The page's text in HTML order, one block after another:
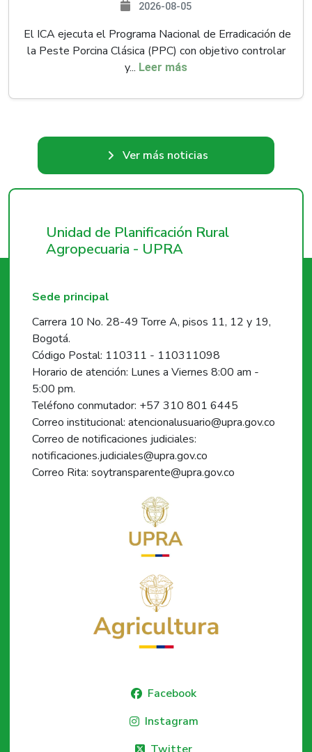
2026-08-05
El ICA ejecuta el Programa Nacional de Erradicación de
la Peste Porcina Clásica (PPC) con objetivo controlar
y... Leer más
Ver más noticias
Unidad de Planificación Rural
Agropecuaria - UPRA
Sede principal
Carrera 10 No. 28-49 Torre A, pisos 11, 12 y 19,
Bogotá.
Código Postal: 110311 - 110311098
Horario de atención: Lunes a Viernes 8:00 am -
5:00 pm.
Teléfono conmutador: +57 310 801 6445
Correo institucional: atencionalusuario@upra.gov.co
Correo de notificaciones judiciales:
notificaciones.judiciales@upra.gov.co
Correo Rita: soytransparente@upra.gov.co
Facebook
Instagram